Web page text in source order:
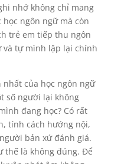
nhớ không chỉ mang
ngôn ngữ mà còn
trẻ em tiếp thu ngôn
và tự mình lặp lại chính
nhất của học ngôn ngữ
số người lại không
đang học? Có rất
tính cách hướng nội,
bản xứ đánh giá.
thế là không đúng. Để